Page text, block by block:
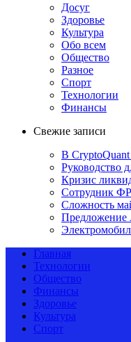
Досуг
Здоровье
Культура
Обо всем
Общество
Разное
Спорт
Технологии
Финансы
Свежие записи
В CryptoQuant
Руководство
Кризис
Сотрудник
Сложность
Предложение
Главная
Технологии
Общество
Финансы
Здоровье
Культура
Спорт